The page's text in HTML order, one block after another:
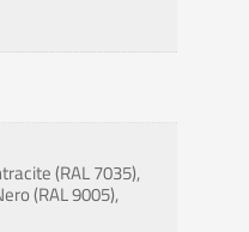
(RAL 7035),
(RAL 9005),